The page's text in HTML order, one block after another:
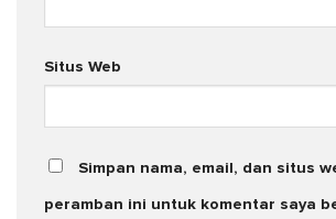
Situs Web
Simpan nama, email, dan situs
peramban ini untuk komentar saya